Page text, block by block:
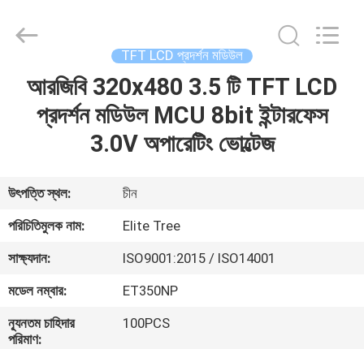
বাড়ি
ভিডিও
সম্পর্কে
কারখানা
Technology.
TFT LCD প্রদর্শন মডিউল
আরজিবি 320x480 3.5 টি TFT LCD
প্রদর্শন মডিউল MCU 8bit ইন্টারফেস
3.0V অপারেটিং ভোল্টেজ
উৎপত্তি স্থল:
চীন
পরিচিতিমুলক নাম:
Elite Tree
সাক্ষ্যদান:
ISO9001:2015 / ISO14001
মডেল নম্বার:
ET350NP
ন্যূনতম চাহিদার
পরিমাণ:
100PCS